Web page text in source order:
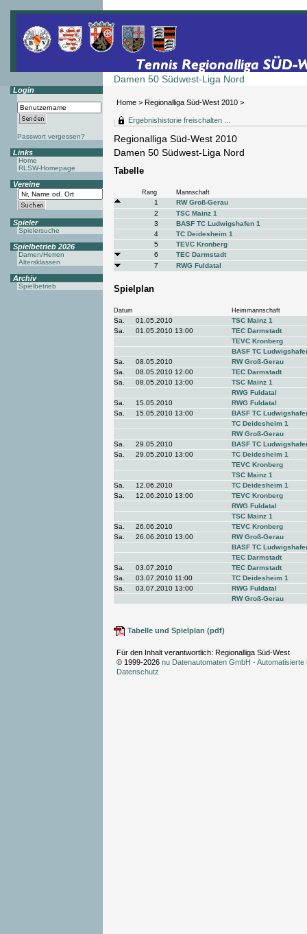
Damen 50 Südwest-Liga Nord
Home > Regionalliga Süd-West 2010 >
Login
Passwort vergessen?
Links
Home
RLSW-Homepage
Vereine
Spieler
Spielersuche
Spielbetrieb 2026
Damen/Herren
Altersklassen
Archiv
Spielbetrieb
Ergebnishistorie freischalten ...
Regionalliga Süd-West 2010
Damen 50 Südwest-Liga Nord
Tabelle
Rang Mannschaft
1
RW Groß-Gerau
2
TSC Mainz 1
3
BASF TC Ludwigshafen 1
4
TC Deidesheim 1
5
TEVC Kronberg
6
TEC Darmstadt
7
RWG Fuldatal
Spielplan
Datum Heimmannschaft
Sa. 01.05.2010
TSC Mainz 1
Sa.
01.05.2010 13:00
TEC Darmstadt
TEVC Kronberg
BASF TC
Sa.
08.05.2010
RW Groß-Gerau
Sa.
08.05.2010 12:00
TEC Darmstadt
Sa.
08.05.2010 13:00
TSC Mainz 1
RWG Fuldatal
Sa.
15.05.2010
RWG Fuldatal
Sa.
15.05.2010 13:00
BASF TC
TC Deidesheim 1
RW Groß-Gerau
Sa.
29.05.2010
BASF TC
Sa.
29.05.2010 13:00
TC Deidesheim 1
TEVC Kronberg
TSC Mainz 1
Sa.
12.06.2010
TC Deidesheim 1
Sa.
12.06.2010 13:00
TEVC Kronberg
RWG Fuldatal
TSC Mainz 1
Sa.
26.06.2010
TEVC Kronberg
Sa.
26.06.2010 13:00
RW Groß-Gerau
BASF TC
TEC Darmstadt
Sa.
03.07.2010
TEC Darmstadt
Sa.
03.07.2010 11:00
TC Deidesheim 1
Sa.
03.07.2010 13:00
RWG Fuldatal
RW Groß-Gerau
Tabelle und Spielplan (pdf)
Für den Inhalt verantwortlich: Regionalliga Süd-West
© 1999-2026 nu Datenautomaten GmbH -
Datenschutz